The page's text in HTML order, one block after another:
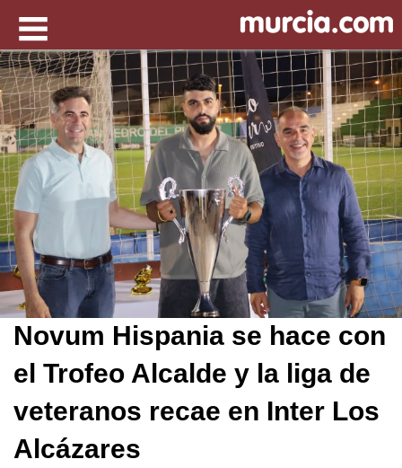
Novum Hispania se hace con
el Trofeo Alcalde y la liga de
veteranos recae en Inter Los
Alcázares